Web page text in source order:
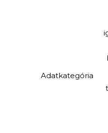
Adatkategória